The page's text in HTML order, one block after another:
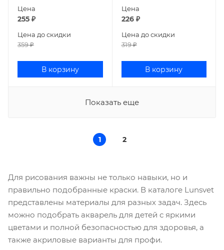
Цена
255 ₽
Цена до скидки
359₽
В корзину
Цена
226₽
Цена до скидки
319₽
В корзину
Показать еще
1 2
Для рисования важны не только навыки, но и
правильно подобранные краски. В каталоге Lunsvet
представлены материалы для разных задач. Здесь
можно подобрать акварель для детей с яркими
цветами и полной безопасностью для здоровья, а
также акриловые варианты для профи.